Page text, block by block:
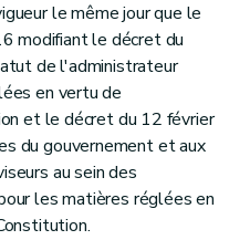
le même jour que le
modifiant le décret du
de l'administrateur
en vertu de
et le décret du 12 février
du gouvernement et aux
au sein des
les matières réglées en